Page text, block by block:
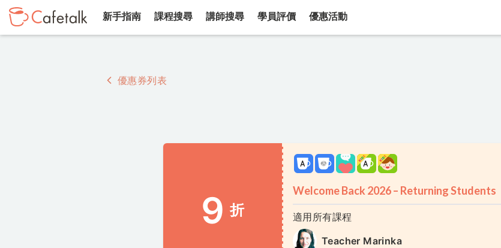
新手指南 課程搜尋 講師搜尋 學員評價 優惠活動
優惠券列表
9 折
Welcome Back 2026 – Returning Students
適用所有課程
Teacher Marinka